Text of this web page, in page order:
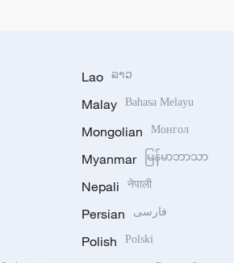
Lao ລາວ
Malay Bahasa Melayu
Mongolian Монгол
Myanmar မြန်မာဘာသာ
Nepali नेपाली
Persian فارسی
Polish Polski